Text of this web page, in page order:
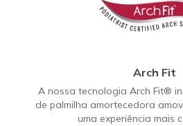
Arch Fit
A nossa tecnologia Arch Fit®
de palmilha amortecedora
uma experiência mais